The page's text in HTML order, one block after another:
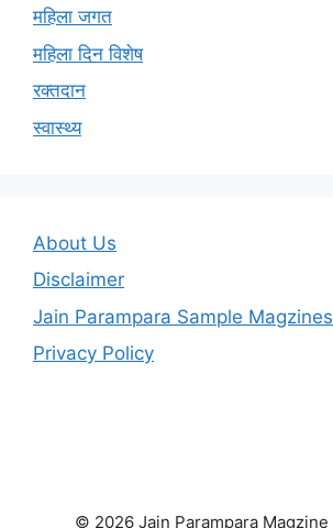
महिला जगत
महिला दिन विशेष
रक्तदान
स्वास्थ्य
About Us
Disclaimer
Jain Parampara Sample Magzines
Privacy Policy
© 2026 Jain Parampara Magzine